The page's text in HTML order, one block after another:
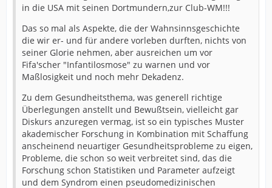
in die USA mit seinen Dortmundern,zur Club-WM!!!
Das so mal als Aspekte, die der Wahnsinnsgeschichte
die wir er- und für andere vorleben durften, nichts von
seiner Glorie nehmen, aber ausreichen um vor
Fifa'scher "Infantilosmose" zu warnen und vor
Maßlosigkeit und noch mehr Dekadenz.
Zu dem Gesundheitsthema, was generell richtige
Überlegungen anstellt und Bewußtsein, vielleicht gar
Diskurs anzuregen vermag, ist so ein typisches Muster
akademischer Forschung in Kombination mit Schaffung
anscheinend neuartiger Gesundheitsprobleme zu eigen,
Probleme, die schon so weit verbreitet sind, das die
Forschung schon Statistiken und Parameter aufzeigt
und dem Syndrom einen pseudomedizinischen